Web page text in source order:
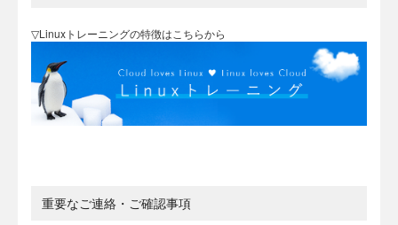
▽Linuxトレーニングの特徴はこちらから
重要なご連絡・ご確認事項